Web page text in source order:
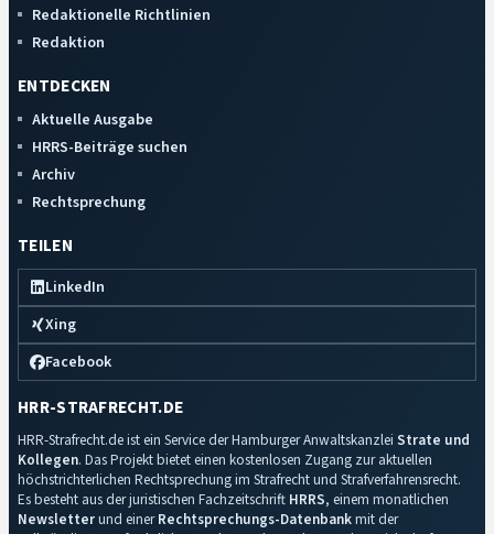
Redaktionelle Richtlinien
Redaktion
ENTDECKEN
Aktuelle Ausgabe
HRRS-Beiträge suchen
Archiv
Rechtsprechung
TEILEN
LinkedIn
Xing
Facebook
HRR-STRAFRECHT.DE
HRR-Strafrecht.de ist ein Service der Hamburger Anwaltskanzlei Strate und
Kollegen. Das Projekt bietet einen kostenlosen Zugang zur aktuellen
höchstrichterlichen Rechtsprechung im Strafrecht und Strafverfahrensrecht.
Es besteht aus der juristischen Fachzeitschrift HRRS, einem monatlichen
Newsletterund einerRechtsprechungs-Datenbankmit der